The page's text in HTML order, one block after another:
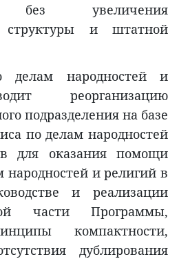
без увеличения
структуры и штатной
делам народностей и
реорганизацию
подразделения на базе
по делам народностей
для оказания помощи
и религий в
и реализации
части Программы,
компактности,
дублирования